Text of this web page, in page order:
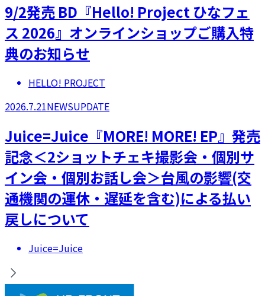
9/2発売 BD『Hello! Project ひなフェ
ス 2026』オンラインショップご購入特
典のお知らせ
HELLO! PROJECT
2026.7.21NEWSUPDATE
Juice=Juice『MORE! MORE! EP』発売
記念＜2ショットチェキ撮影会・個別サ
イン会・個別お話し会＞台風の影響(交
通機関の運休・遅延を含む)による払い
戻しについて
Juice=Juice